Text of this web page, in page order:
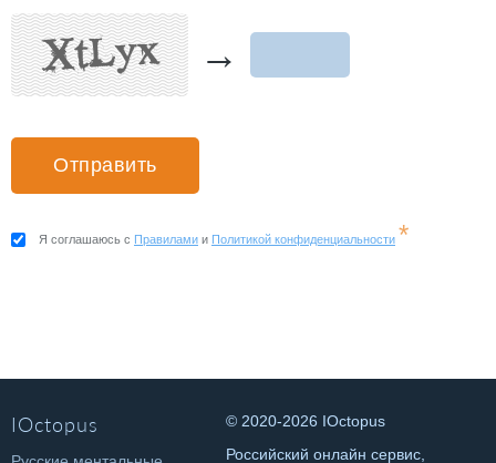
→
Я соглашаюсь с Правилами и Политикой конфиденциальности *
IOctopus
© 2020-2026 IOctopus
Российский онлайн сервис,